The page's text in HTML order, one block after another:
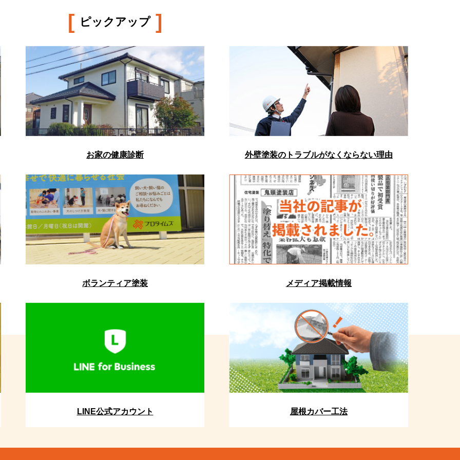
[ ピックアップ ]
お家の健康診断 外壁塗装のトラブルがなくならない理由
ボランティア塗装 メディア掲載情報
LINE公式アカウント 屋根カバー工法